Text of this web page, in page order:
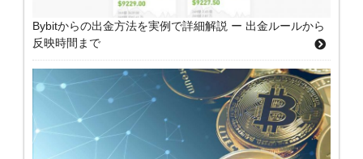
Bybitからの出金方法を実例で詳細解説 ー 出金ルールから
反映時間まで